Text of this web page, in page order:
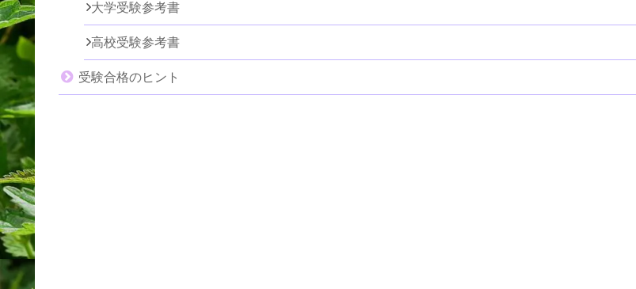
大学受験参考書
高校受験参考書
受験合格のヒント